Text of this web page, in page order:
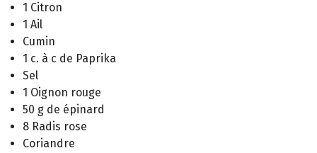
1 Citron
1 Ail
Cumin
1 c. à c de Paprika
Sel
1 Oignon rouge
50 g de épinard
8 Radis rose
Coriandre